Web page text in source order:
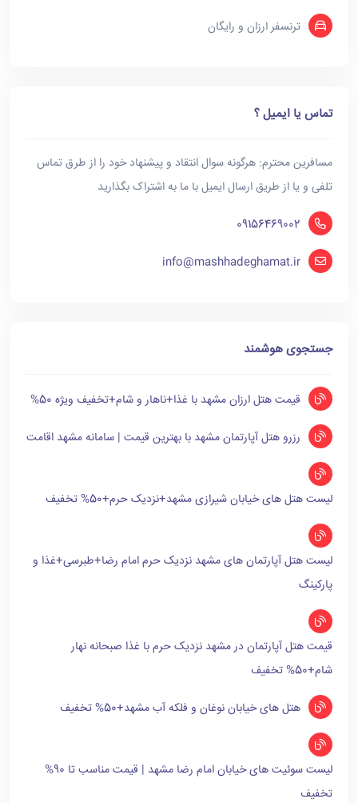
ترنسفر ارزان و رایگان
تماس یا ایمیل ؟
مسافرین محترم: هرگونه سوال انتقاد و پیشنهاد خود را از طرق تماس
تلفی و یا از طریق ارسال ایمیل با ما به اشتراک بگذارید
09156469002
info@mashhadeghamat.ir
جستجوی هوشمند
قیمت هتل ارزان مشهد با غذا+ناهار و شام+تخفیف ویژه 50%
رزرو هتل آپارتمان مشهد با بهترین قیمت | سامانه مشهد اقامت
لیست هتل های خیابان شیرازی مشهد+نزدیک حرم+50% تخفیف
لیست هتل آپارتمان های مشهد نزدیک حرم امام رضا+طبرسی+غذا و
پارکینگ
قیمت هتل آپارتمان در مشهد نزدیک حرم با غذا صبحانه نهار
شام+50% تخفیف
هتل های خیابان نوغان و فلکه آب مشهد+50% تخفیف
لیست سوئیت های خیابان امام رضا مشهد | قیمت مناسب تا 90%
تخفیف